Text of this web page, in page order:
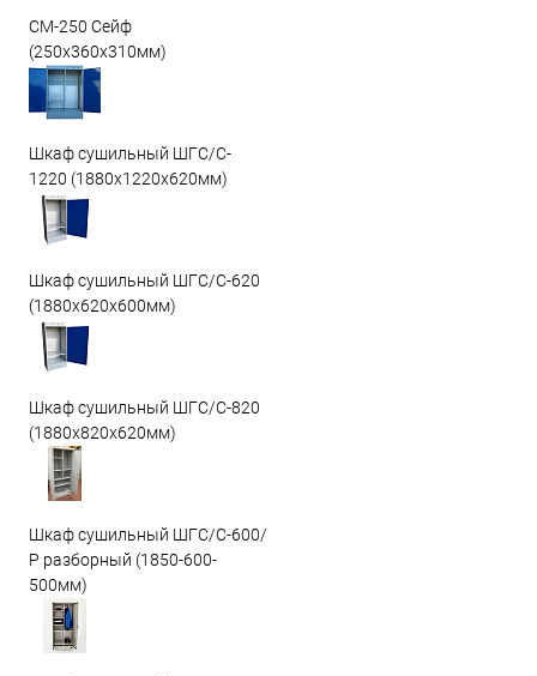
СМ-250 Сейф
(250х360х310мм)
Шкаф сушильный ШГС/C-
1220 (1880x1220x620мм)
Шкаф сушильный ШГС/C-620
(1880x620x600мм)
Шкаф сушильный ШГС/C-820
(1880x820x620мм)
Шкаф сушильный ШГС/С-600/
Р разборный (1850-600-
500мм)